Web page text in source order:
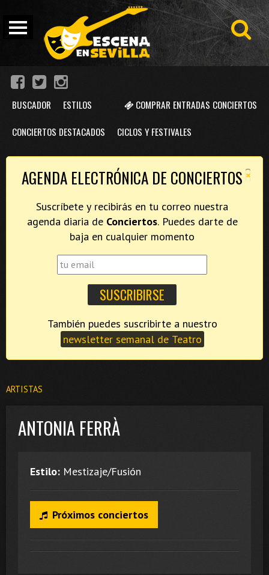
COMPRAR ENTRADAS CONCIERTOS
BUSCADOR ESTILOS
CONCIERTOS DESTACADOS CICLOS Y FESTIVALES
×
AGENDA ELECTRÓNICA DE CONCIERTOS
Suscríbete y recibirás en tu correo nuestra
agenda diaria de Conciertos. Puedes darte de
baja en cualquier momento
newsletter semanal de Teatro
ARTISTAS
ANTONIA FERRÀ
Estilo: Mestizaje/Fusión
Próximos conciertos